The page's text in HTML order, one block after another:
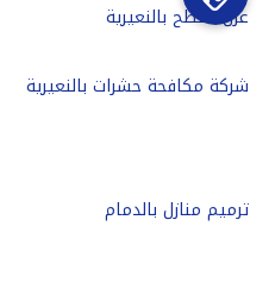
عزل اسطح بالنعيرية
شركة مكافحة حشرات بالنعيرية
ترميم منازل بالدمام